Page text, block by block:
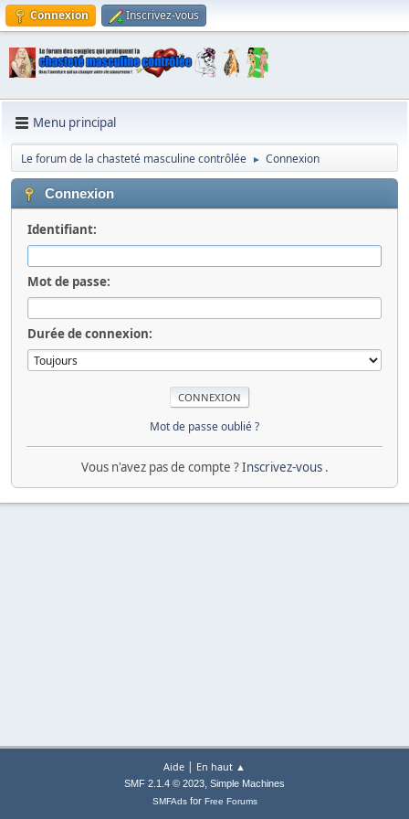
Connexion Inscrivez-vous
Menu principal
Le forum de la chasteté masculine contrôlée ► Connexion
Connexion
Identifiant:
Mot de passe:
Durée de connexion:
Mot de passe oublié ?
Vous n'avez pas de compte ?Inscrivez-vous .
Aide | En haut ▲
SMF 2.1.4 © 2023, Simple Machines
SMFAdsfor Free Forums